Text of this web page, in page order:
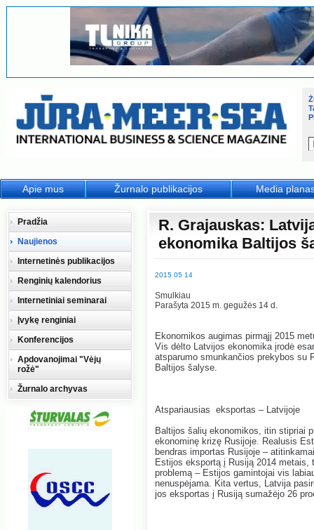
R. Grajauskas:
ekonomika Baltijos
2015 05 14
Smulkiau
Parašyta 2015 m. gegužės 14 d.
Ekonomikos augimas pirmąjį 2015
Vis dėlto Latvijos ekonomika įrodė
atsparumo smunkančios prekybos su
Baltijos šalyse.
Atspariausias eksportas – Latvijoje
Baltijos šalių ekonomikos, itin stipriai
ekonominę krizę Rusijoje. Realusis
bendras importas Rusijoje –
Estijos eksportą į Rusiją 2014
problemą – Estijos gamintojai vis
nenuspėjama. Kita vertus, Latvija
jos eksportas į Rusiją sumažėjo 26
Pradžia
Naujienos
Internetinės publikacijos
Renginių kalendorius
Internetiniai seminarai
Įvykę renginiai
Konferencijos
Apdovanojimai "Vėjų
rožė"
Žurnalo archyvas
Apie mus Žurnalo publikacijos Media